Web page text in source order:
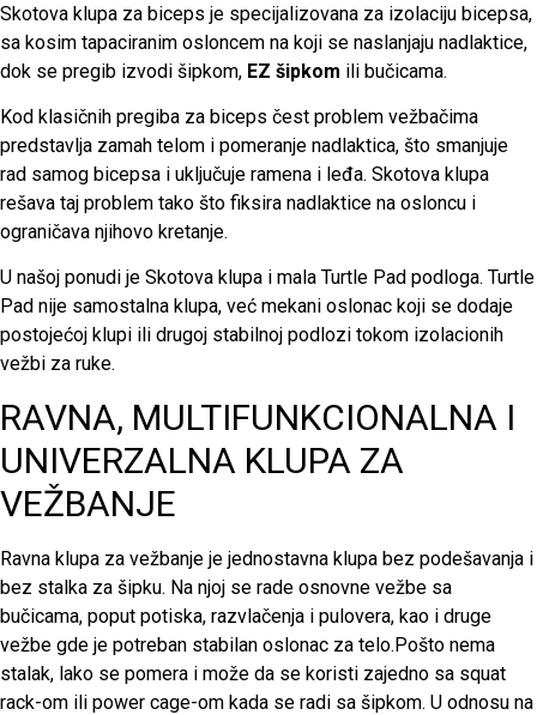
Skotova klupa za biceps je specijalizovana za izolaciju bicepsa,
sa kosim tapaciranim osloncem na koji se naslanjaju nadlaktice,
dok se pregib izvodi šipkom, EZ šipkom ili bučicama.
Kod klasičnih pregiba za biceps čest problem vežbačima
predstavlja zamah telom i pomeranje nadlaktica, što smanjuje
rad samog bicepsa i uključuje ramena i leđa. Skotova klupa
rešava taj problem tako što fiksira nadlaktice na osloncu i
ograničava njihovo kretanje.
U našoj ponudi je Skotova klupa i mala Turtle Pad podloga. Turtle
Pad nije samostalna klupa, već mekani oslonac koji se dodaje
postojećoj klupi ili drugoj stabilnoj podlozi tokom izolacionih
vežbi za ruke.
RAVNA, MULTIFUNKCIONALNA I
UNIVERZALNA KLUPA ZA
VEŽBANJE
Ravna klupa za vežbanje je jednostavna klupa bez podešavanja i
bez stalka za šipku. Na njoj se rade osnovne vežbe sa
bučicama, poput potiska, razvlačenja i pulovera, kao i druge
vežbe gde je potreban stabilan oslonac za telo.Pošto nema
stalak, lako se pomera i može da se koristi zajedno sa squat
rack-om ili power cage-om kada se radi sa šipkom. U odnosu na